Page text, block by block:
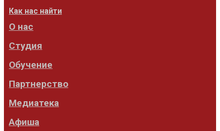
Как нас найти
О нас
Студия
Обучение
Партнерство
Медиатека
Афиша